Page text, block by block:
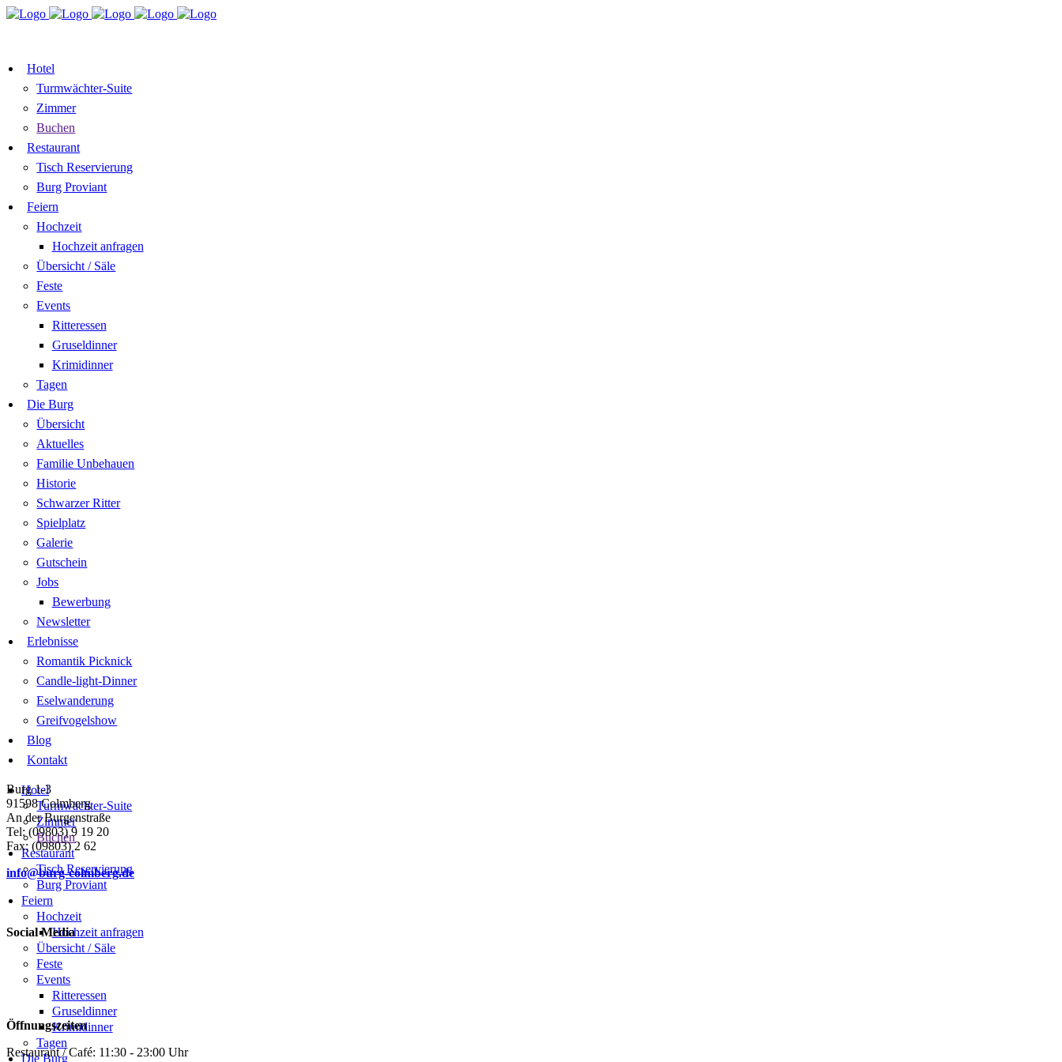
Hotel
Turmwächter-Suite
Zimmer
Buchen
Restaurant
Tisch Reservierung
Burg Proviant
Feiern
Hochzeit
Hochzeit anfragen
Übersicht / Säle
Feste
Events
Ritteressen
Gruseldinner
Krimidinner
Tagen
Die Burg
Übersicht
Aktuelles
Familie Unbehauen
Historie
Schwarzer Ritter
Spielplatz
Galerie
Gutschein
Jobs
Bewerbung
Newsletter
Erlebnisse
Romantik Picknick
Candle-light-Dinner
Eselwanderung
Greifvogelshow
Blog
Kontakt
Hotel
Turmwächter-Suite
Zimmer
Buchen
Restaurant
Tisch Reservierung
Burg Proviant
Feiern
Hochzeit
Hochzeit anfragen
Übersicht / Säle
Feste
Events
Ritteressen
Gruseldinner
Krimidinner
Tagen
Die Burg
Burg 1-3
91598 Colmberg
An der Burgenstraße
Tel: (09803) 9 19 20
Fax: (09803) 2 62
info@burg-colmberg.de
Social Media
Öffnungszeiten
Restaurant / Café: 11:30 - 23:00 Uhr